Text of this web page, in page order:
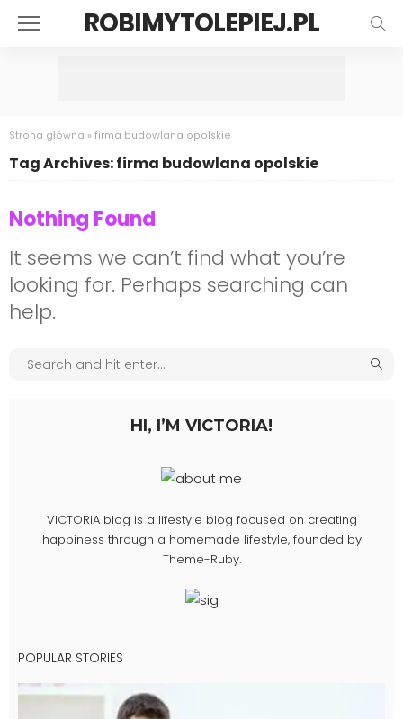
ROBIMYTOLEPIEJ.PL
Strona główna » firma budowlana opolskie
Tag Archives: firma budowlana opolskie
Nothing Found
It seems we can’t find what you’re
looking for. Perhaps searching can
help.
HI, I’M VICTORIA!
VICTORIA blog is a lifestyle blog focused on creating
happiness through a homemade lifestyle, founded by
Theme-Ruby.
POPULAR STORIES